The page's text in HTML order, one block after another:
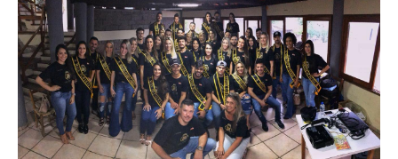
Entrevistas
Antes
e
Depois
Superação